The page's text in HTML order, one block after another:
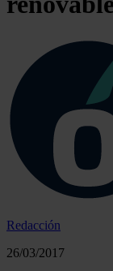
Redacción
26/03/2017